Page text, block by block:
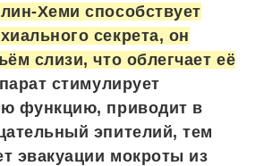
Хеми способствует
секрета, он
слизи, что облегчает её
стимулирует
функцию, приводит в
эпителий, тем
эвакуации мокроты из